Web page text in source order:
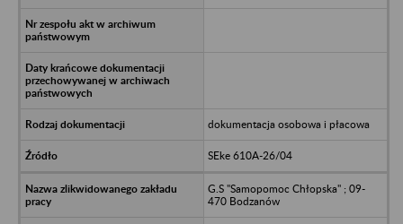
dokumentacja osobowa i płacowa
SEke 610A-26/04
G.S "Samopomoc Chłopska" ; 09-
470 Bodzanów